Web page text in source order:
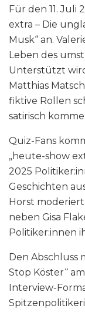
Für den 11. Juli
extra – Die
Musk“ an.
Leben des
Unterstützt wird
Matthias
fiktive Rollen
satirisch
Quiz-Fans
„heute-show
2025
Geschichten
Horst moderiert
neben Gisa
Politiker:innen
Den Abschluss
Stop Köster“
Interview-